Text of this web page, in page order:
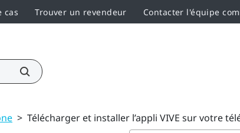
cas Trouver un revendeur Contacter l'équipe
> Télécharger et installer l’appli VIVE sur votre